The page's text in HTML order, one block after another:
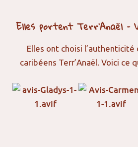
La larme-de-job
Elles portent Terr’Anaël –
Elles ont choisi
caribéens Terr’Anaël. Voici ce